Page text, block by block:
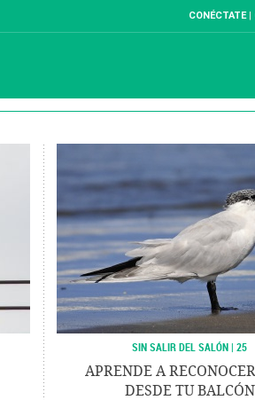
CONÉCTATE
SIN SALIR DEL SALÓN | 25
APRENDE A
DESDE TU BALCÓN